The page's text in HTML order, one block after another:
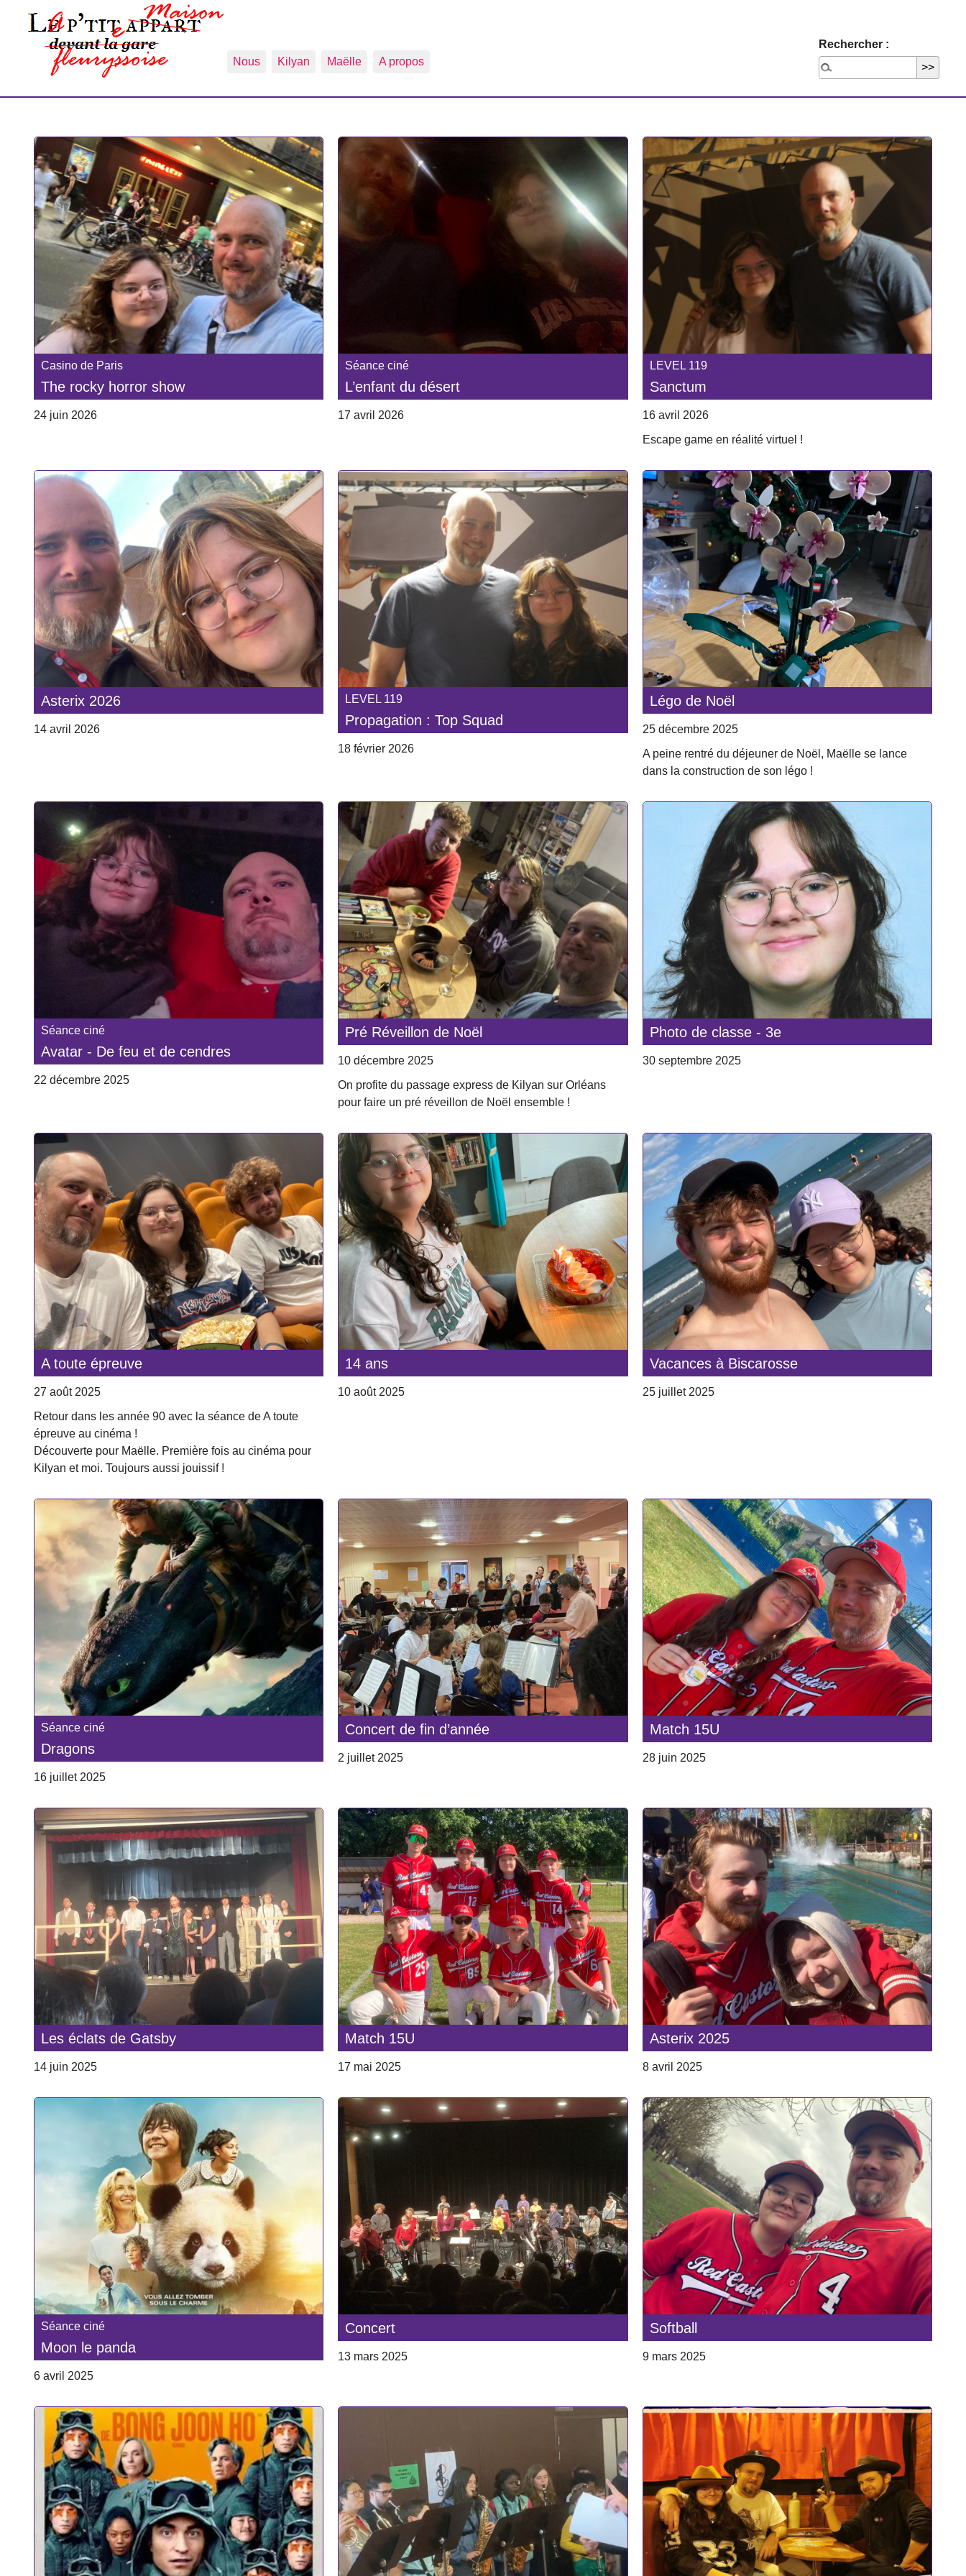
Nous Kilyan Maëlle A propos
Rechercher :
Casino de Paris
The rocky horror show
24 juin 2026
Séance ciné
L’enfant du désert
17 avril 2026
LEVEL 119
Sanctum
16 avril 2026
Escape game en réalité virtuel !
Asterix 2026
14 avril 2026
LEVEL 119
Propagation : Top Squad
18 février 2026
Légo de Noël
25 décembre 2025
A peine rentré du déjeuner de Noël, Maëlle se lance
dans la construction de son légo !
Séance ciné
Avatar - De feu et de cendres
22 décembre 2025
Pré Réveillon de Noël
10 décembre 2025
On profite du passage express de Kilyan sur Orléans
pour faire un pré réveillon de Noël ensemble !
Photo de classe - 3e
30 septembre 2025
A toute épreuve
27 août 2025
Retour dans les année 90 avec la séance de A toute
épreuve au cinéma !
Découverte pour Maëlle. Première fois au cinéma pour
Kilyan et moi. Toujours aussi jouissif !
14 ans
10 août 2025
Vacances à Biscarosse
25 juillet 2025
Séance ciné
Dragons
16 juillet 2025
Concert de fin d’année
2 juillet 2025
Match 15U
28 juin 2025
Les éclats de Gatsby
14 juin 2025
Match 15U
17 mai 2025
Asterix 2025
8 avril 2025
Séance ciné
Moon le panda
6 avril 2025
Concert
13 mars 2025
Softball
9 mars 2025